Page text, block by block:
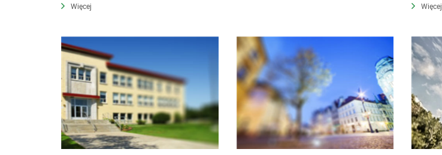
Więcej Więcej